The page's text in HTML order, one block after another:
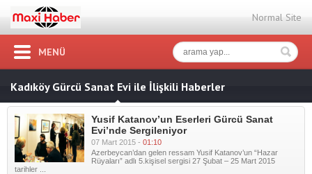
Normal Site
MENÜ
Kadıköy Gürcü Sanat Evi ile İlişkili Haberler
Yusif Katanov’un Eserleri Gürcü Sanat
Evi’nde Sergileniyor
07 Mart 2015 - 01:10
Azerbeycan’dan gelen ressam Yusif Katanov’un “Hazar
Rüyaları” adlı 5.kişisel sergisi 27 Şubat – 25 Mart 2015
tarihler ...